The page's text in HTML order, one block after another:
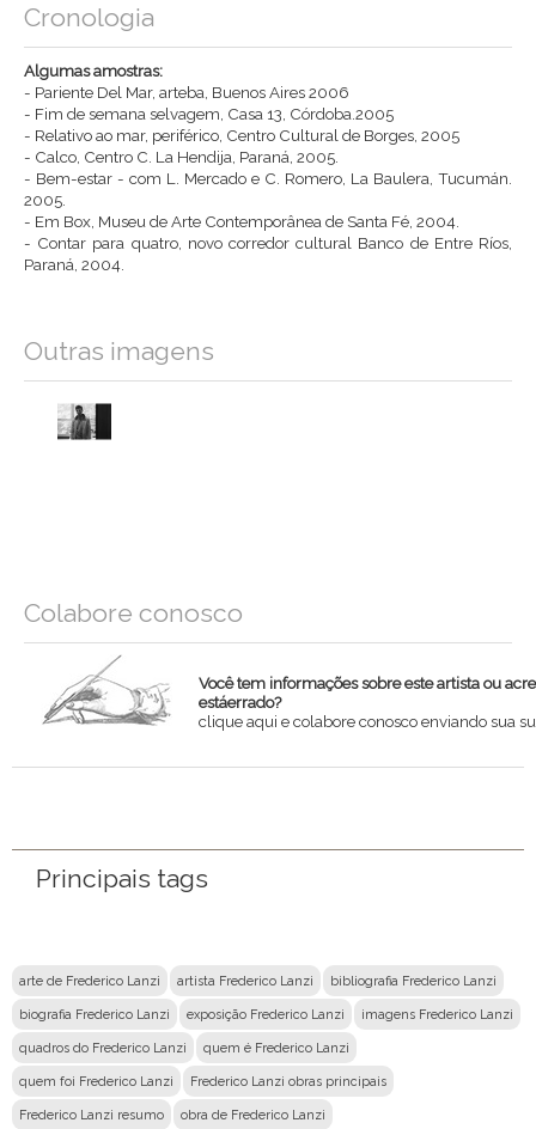
Cronologia
Algumas amostras:
- Pariente Del Mar, arteba, Buenos Aires 2006
- Fim de semana selvagem, Casa 13, Córdoba.2005
- Relativo ao mar, periférico, Centro Cultural de Borges, 2005
- Calco, Centro C. La Hendija, Paraná, 2005.
- Bem-estar - com L. Mercado e C. Romero, La Baulera, Tucumán.
2005.
- Em Box, Museu de Arte Contemporânea de Santa Fé, 2004.
- Contar para quatro, novo corredor cultural Banco de Entre Ríos,
Paraná, 2004.
Outras imagens
Colabore conosco
Você tem informações sobre este artista ou
estáerrado?
clique aqui e colabore conosco enviando sua
Principais tags
arte de Frederico Lanzi artista Frederico Lanzi bibliografia Frederico Lanzi
biografia Frederico Lanzi exposição Frederico Lanzi imagens Frederico Lanzi
quadros do Frederico Lanzi quem é Frederico Lanzi
quem foi Frederico Lanzi Frederico Lanzi obras principais
Frederico Lanzi resumo obra de Frederico Lanzi